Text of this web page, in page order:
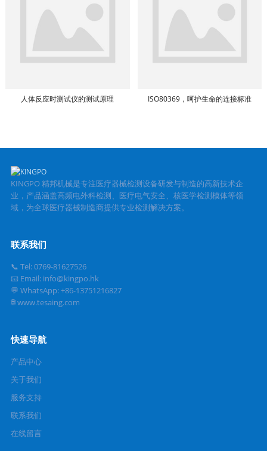
人体反应时测试仪的测试原理 ISO80369，呵护生命的连接标准
KINGPO 精邦机械是专注医疗器械检测设备研发与制造的高新技术企
业，产品涵盖高频电外科检测、医疗电气安全、核医学检测模体等领
域，为全球医疗器械制造商提供专业检测解决方案。
联系我们
📞 Tel: 0769-81627526
📧 Email: info@kingpo.hk
💬 WhatsApp: +86-13751216827
🌐 www.tesaing.com
快速导航
产品中心
关于我们
服务支持
联系我们
在线留言